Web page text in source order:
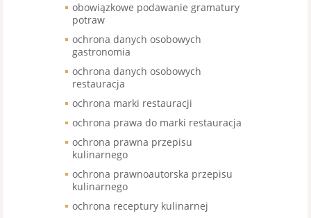
obowiązkowe podawanie gramatury
potraw
ochrona danych osobowych
gastronomia
ochrona danych osobowych
restauracja
ochrona marki restauracji
ochrona prawa do marki restauracja
ochrona prawna przepisu
kulinarnego
ochrona prawnoautorska przepisu
kulinarnego
ochrona receptury kulinarnej